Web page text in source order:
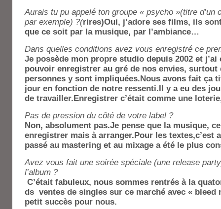
Aurais tu pu appelé ton groupe « psycho »(titre d’un
par exemple) ?(rires)Oui, j’adore ses films, ils
que ce soit par la musique, par l’ambiance…
Dans quelles conditions avez vous enregistré ce
Je possède mon propre studio depuis 2002 et j’ai
pouvoir enregistrer au gré de nos envies, surtout
personnes y sont impliquées.Nous avons fait ça
jour en fonction de notre ressenti.Il y a eu des
de travailler.Enregistrer c’était comme une
Pas de pression du côté de votre label ?
Non, absolument pas.Je pense que la musique,
enregistrer mais à arranger.Pour les textes,c’est
passé au mastering et au mixage a été le plus
Avez vous fait une soirée spéciale (une release
l’album ?
C’était fabuleux, nous sommes rentrés à la
ds ventes de singles sur ce marché avec « bleed
petit succès pour nous.